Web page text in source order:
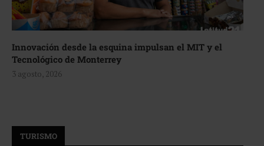
Innovación desde la esquina impulsan el MIT y el
Tecnológico de Monterrey
3 agosto, 2026
TURISMO